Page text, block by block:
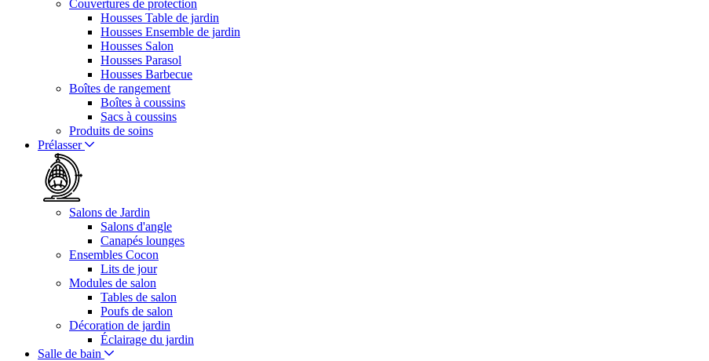
Couvertures de protection
Housses Table de jardin
Housses Ensemble de jardin
Housses Salon
Housses Parasol
Housses Barbecue
Boîtes de rangement
Boîtes à coussins
Sacs à coussins
Produits de soins
Prélasser
Salons de Jardin
Salons d'angle
Canapés lounges
Ensembles Cocon
Lits de jour
Modules de salon
Tables de salon
Poufs de salon
Décoration de jardin
Éclairage du jardin
Salle de bain